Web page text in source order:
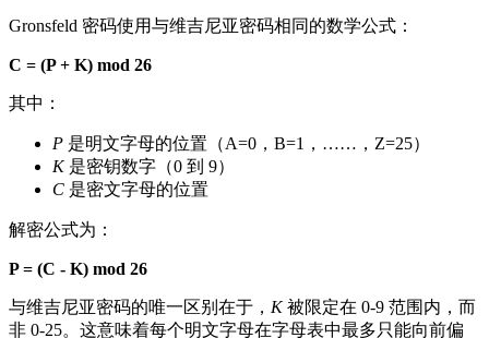
Gronsfeld 密码使用与维吉尼亚密码相同的数学公式：
C = (P + K) mod 26
其中：
P 是明文字母的位置（A=0，B=1，……，Z=25）
K是密钥数字（0 到 9）
C 是密文字母的位置
解密公式为：
P = (C - K) mod 26
与维吉尼亚密码的唯一区别在于， K被限定在 0-9 范围内，而
非 0-25。这意味着每个明文字母在字母表中最多只能向前偏